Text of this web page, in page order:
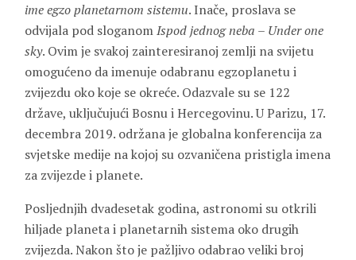
ime egzo planetarnom sistemu. Inače, proslava se
odvijala pod sloganomIspod jednog neba – Under one
sky. Ovim je svakoj zainteresiranoj zemlji na svijetu
omogućeno da imenuje odabranu egzoplanetu i
zvijezdu oko koje se okreće. Odazvale su se 122
države, uključujući Bosnu i Hercegovinu. U Parizu, 17.
decembra 2019. održana je globalna konferencija za
svjetske medije na kojoj su ozvaničena pristigla imena
za zvijezde i planete.
Posljednjih dvadesetak godina, astronomi su otkrili
hiljade planeta i planetarnih sistema oko drugih
zvijezda. Nakon što je pažljivo odabrao veliki broj